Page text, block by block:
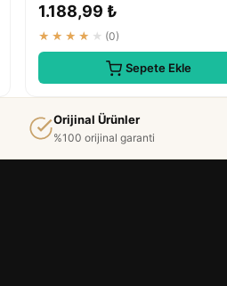
1.188,99 ₺
★★★★★ (0)
Sepete Ekle
Orijinal Ürünler
%100 orijinal garanti